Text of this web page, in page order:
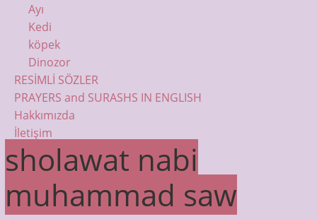
Ayı
Kedi
köpek
Dinozor
RESİMLİ SÖZLER
PRAYERS and SURASHS IN ENGLISH
Hakkımızda
İletişim
sholawat nabi
muhammad saw